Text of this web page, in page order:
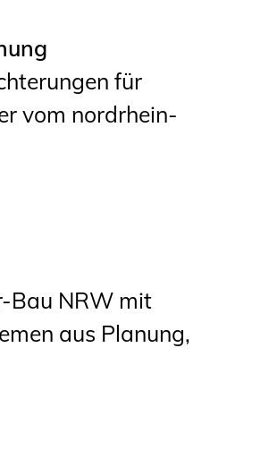
für
vom nordrhein-
Bau NRW mit
aus Planung,